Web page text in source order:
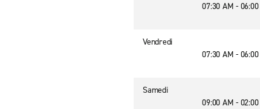
07:30 AM -
Vendredi
07:30 AM -
Samedi
09:00 AM -